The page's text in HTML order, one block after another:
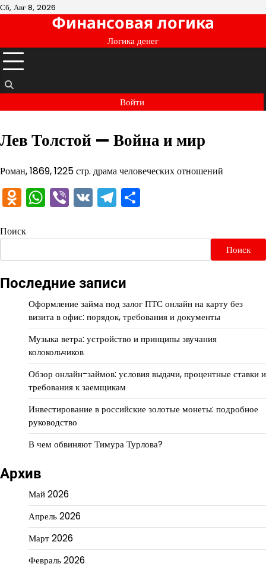
Перейти
Сб, Авг 8, 2026
Финансовая логика
Логика денег
Войти
Лев Толстой — Война и мир
Роман, 1869, 1225 стр. драма человеческих отношений
Odnoklassniki
WhatsApp
Viber
VKTelegram
Поиск
Поиск
Последние записи
Оформление займа под залог ПТС онлайн на карту без
визита в офис: порядок, требования и документы
Музыка ветра: устройство и принципы звучания
колокольчиков
Обзор онлайн-займов: условия выдачи, процентные ставки и
требования к заемщикам
Инвестирование в российские золотые монеты: подробное
руководство
В чем обвиняют Тимура Турлова?
Архив
Май 2026
Апрель 2026
Март 2026
Февраль 2026